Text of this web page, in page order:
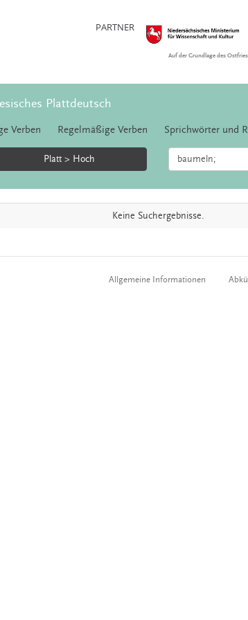
PARTNER
Auf der Grundlage des
Plattdeutsch
Verben Regelmäßige Verben Sprichwörter und
Platt > Hoch
Keine Suchergebnisse.
Allgemeine Informationen